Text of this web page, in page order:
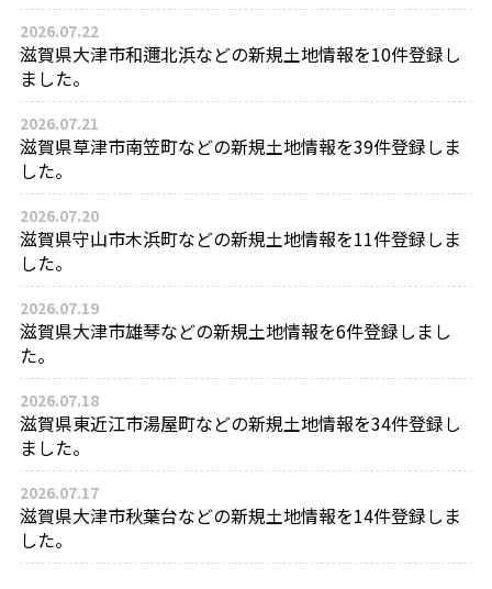
2026.07.22
滋賀県大津市和邇北浜などの新規土地情報を10件登録し
ました。
2026.07.21
滋賀県草津市南笠町などの新規土地情報を39件登録しま
した。
2026.07.20
滋賀県守山市木浜町などの新規土地情報を11件登録しま
した。
2026.07.19
滋賀県大津市雄琴などの新規土地情報を6件登録しまし
た。
2026.07.18
滋賀県東近江市湯屋町などの新規土地情報を34件登録し
ました。
2026.07.17
滋賀県大津市秋葉台などの新規土地情報を14件登録しま
した。